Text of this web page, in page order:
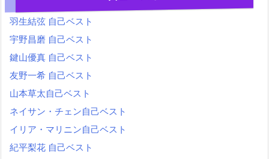
羽生結弦 自己ベスト
宇野昌磨 自己ベスト
鍵山優真 自己ベスト
友野一希 自己ベスト
山本草太自己ベスト
ネイサン・チェン自己ベスト
イリア・マリニン自己ベスト
紀平梨花 自己ベスト